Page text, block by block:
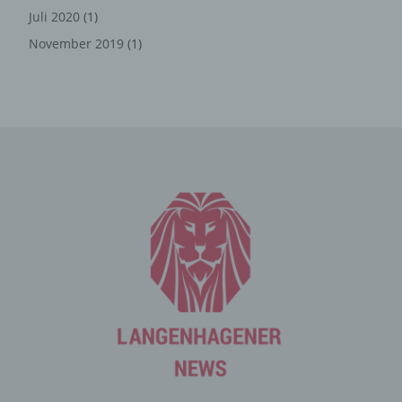
Juli 2020 (1)
November 2019 (1)
Angebote auf unserer Internetseite im Sinne des
Besuch der Internetseite erneut seine Zugangsdaten
eingeben, weil dies von der Internetseite und dem auf
dem Computersystem des Benutzers abgelegten Cookie
übernommen wird. Ein weiteres Beispiel ist das Cookie
eines Warenkorbes im Online-Shop. Der Online-Shop
merkt sich die Artikel, die ein Kunde in den virtuellen
Warenkorb gelegt hat, über ein Cookie.
Die betroffene Person kann die Setzung von Cookies
entsprechenden Einstellung des genutzten